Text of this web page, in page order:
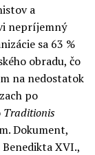
a
nepríjemný
sa 63 %
obradu, čo
na nedostatok
po
Traditionis
Dokument,
XVI.,